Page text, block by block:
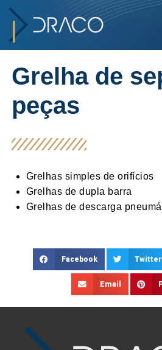
Grelha de
peças
Grelhas simples de orifícios
Grelhas de dupla barra
Grelhas de descarga
Facebook Twitter
Email